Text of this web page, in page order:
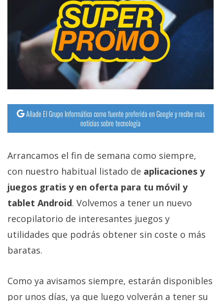
Añade El Grupo Informático como fuente preferida en Google y recibe más
noticias sobre tecnología
Arrancamos el fin de semana como siempre,
con nuestro habitual listado de aplicaciones y
juegos gratis y en oferta para tu móvil y
tablet Android. Volvemos a tener un nuevo
recopilatorio de interesantes juegos y
utilidades que podrás obtener sin coste o más
baratas.
Como ya avisamos siempre, estarán disponibles
por unos días, ya que luego volverán a tener su